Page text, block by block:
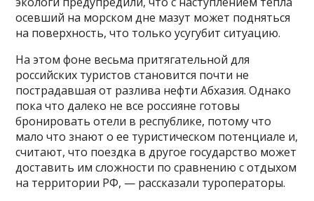
осевший на морском дне мазут может подняться
на поверхность, что только усугубит ситуацию.
На этом фоне весьма притягательной для
российских туристов становится почти не
пострадавшая от разлива нефти Абхазия. Однако
пока что далеко не все россияне готовы
бронировать отели в республике, потому что
мало что знают о ее туристическом потенциале и,
считают, что поездка в другое государство может
доставить им сложности по сравнению с отдыхом
на территории РФ, — рассказали туроператоры.